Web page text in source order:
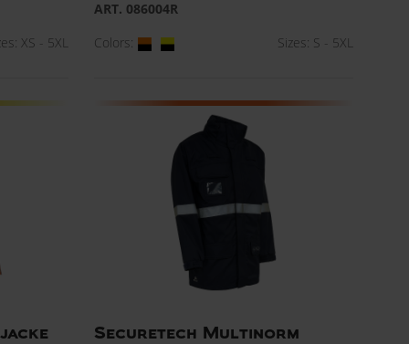
XS - 5XL
ART. 086004R
Colors:
Sizes: S - 5XL
Securetech Multinorm